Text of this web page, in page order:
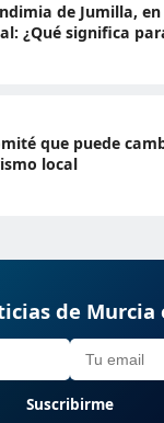
de Jumilla,
¿Qué significa
que puede
local
de
Suscribirme